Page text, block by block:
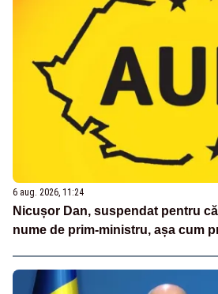
6 aug. 2026, 11:24
Nicușor Dan, suspendat pentru
nume de prim-ministru, așa cum